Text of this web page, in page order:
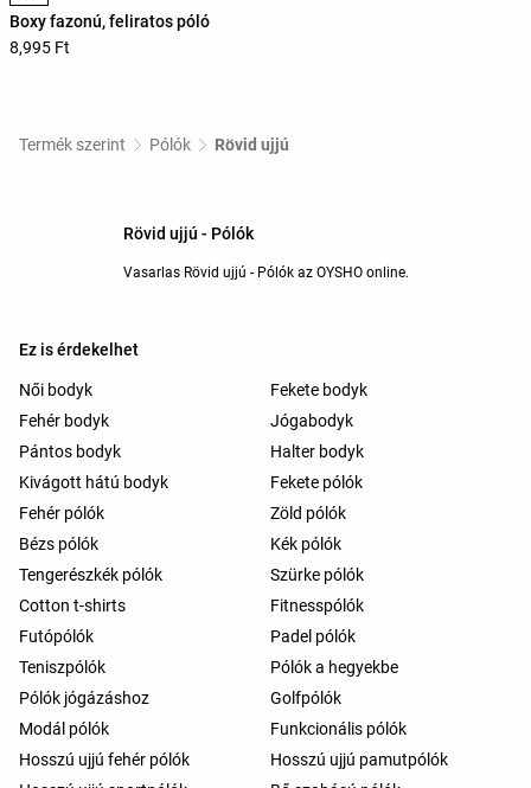
Boxy fazonú, feliratos póló
8,995 Ft
Termék szerint Pólók Rövid ujjú
Rövid ujjú - Pólók
Vasarlas Rövid ujjú - Pólók az OYSHO online.
Ez is érdekelhet
Női bodyk
Fekete bodyk
Fehér bodyk
Jógabodyk
Pántos bodyk
Halter bodyk
Kivágott hátú bodyk
Fekete pólók
Fehér pólók
Zöld pólók
Bézs pólók
Kék pólók
Tengerészkék pólók
Szürke pólók
Cotton t-shirts
Fitnesspólók
Futópólók
Padel pólók
Teniszpólók
Pólók a hegyekbe
Pólók jógázáshoz
Golfpólók
Modál pólók
Funkcionális pólók
Hosszú ujjú fehér pólók
Hosszú ujjú pamutpólók